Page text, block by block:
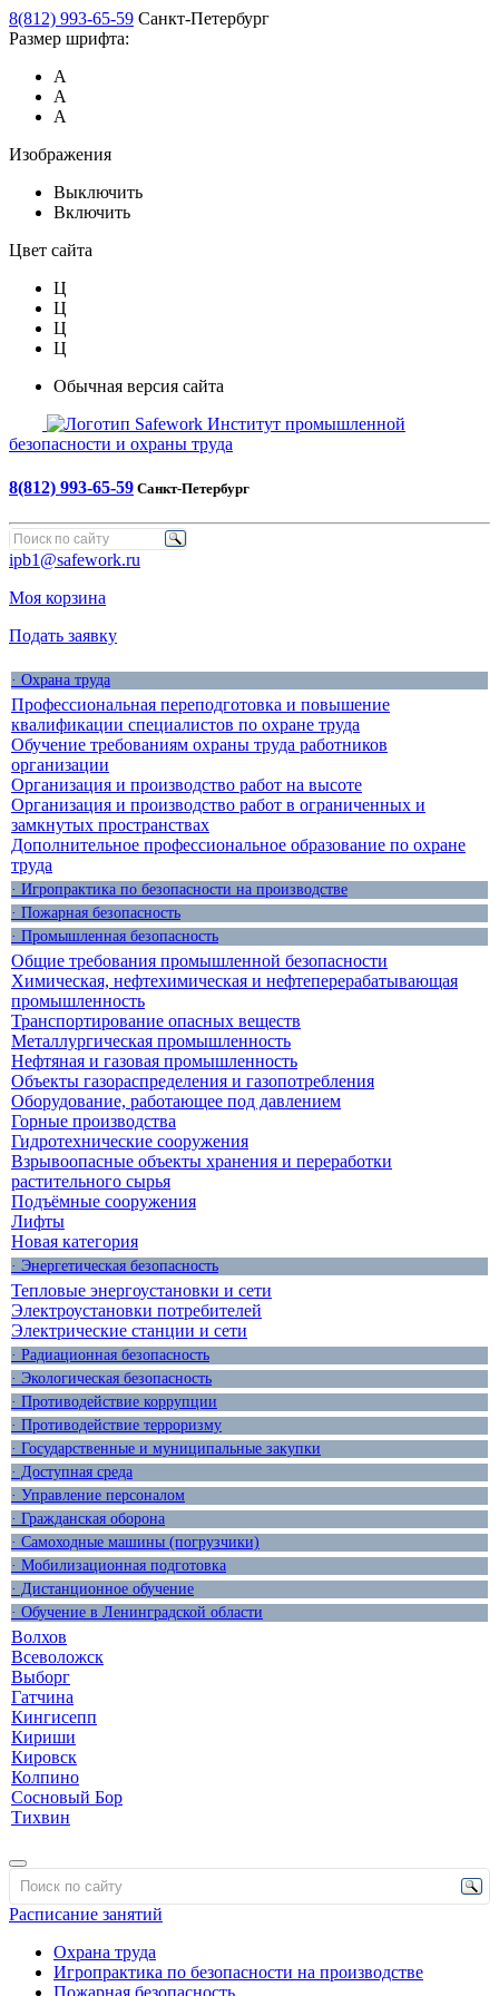
8(812) 993-65-59 Санкт-Петербург
Размер шрифта:
А
А
А
Изображения
Выключить
Включить
Цвет сайта
Ц
Ц
Ц
Ц
Обычная версия сайта
Safework Институт промышленной
безопасности и охраны труда
8(812) 993-65-59 Санкт-Петербург
ipb1@safework.ru
Моя корзина
Подать заявку
· Охрана труда
Профессиональная переподготовка и повышение
квалификации специалистов по охране труда
Обучение требованиям охраны труда работников
организации
Организация и производство работ на высоте
Организация и производство работ в ограниченных и
замкнутых пространствах
Дополнительное профессиональное образование по охране
труда
· Игропрактика по безопасности на производстве
· Пожарная безопасность
· Промышленная безопасность
Общие требования промышленной безопасности
Химическая, нефтехимическая и нефтеперерабатывающая
промышленность
Транспортирование опасных веществ
Металлургическая промышленность
Нефтяная и газовая промышленность
Объекты газораспределения и газопотребления
Оборудование, работающее под давлением
Горные производства
Гидротехнические сооружения
Взрывоопасные объекты хранения и переработки
растительного сырья
Подъёмные сооружения
Лифты
Новая категория
· Энергетическая безопасность
Тепловые энергоустановки и сети
Электроустановки потребителей
Электрические станции и сети
· Радиационная безопасность
· Экологическая безопасность
· Противодействие коррупции
· Противодействие терроризму
· Государственные и муниципальные закупки
· Доступная среда
· Управление персоналом
· Гражданская оборона
· Самоходные машины (погрузчики)
· Мобилизационная подготовка
· Дистанционное обучение
· Обучение в Ленинградской области
Волхов
Всеволожск
Выборг
Гатчина
Кингисепп
Кириши
Кировск
Колпино
Сосновый Бор
Тихвин
Расписание занятий
Охрана труда
Игропрактика по безопасности на производстве
Пожарная безопасность